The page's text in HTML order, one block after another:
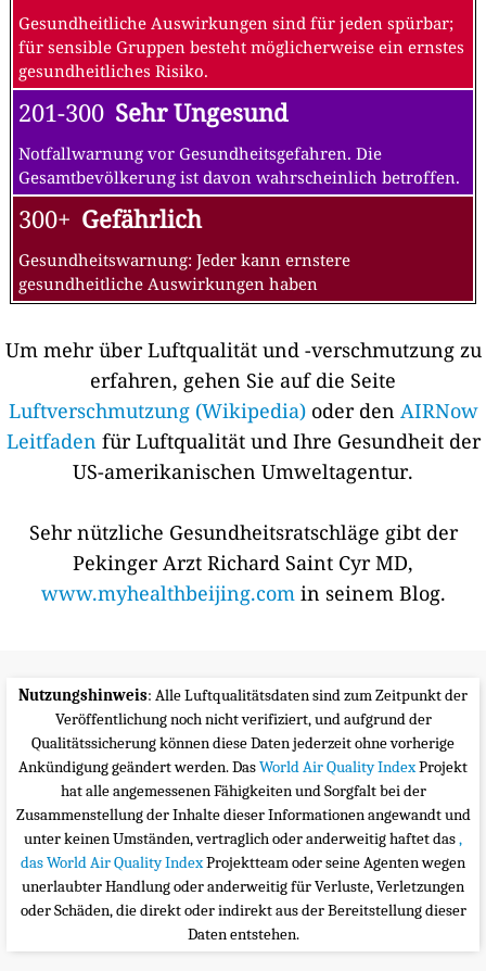
Gesundheitliche Auswirkungen sind für jeden spürbar;
für sensible Gruppen besteht möglicherweise ein ernstes
gesundheitliches Risiko.
201-300 Sehr Ungesund
Notfallwarnung vor Gesundheitsgefahren. Die
Gesamtbevölkerung ist davon wahrscheinlich betroffen.
300+ Gefährlich
Gesundheitswarnung: Jeder kann ernstere
gesundheitliche Auswirkungen haben
Um mehr über Luftqualität und -verschmutzung zu
erfahren, gehen Sie auf die Seite
Luftverschmutzung (Wikipedia)oder den AIRNow
Leitfaden für Luftqualität und Ihre Gesundheit der
US-amerikanischen Umweltagentur.
Sehr nützliche Gesundheitsratschläge gibt der
Pekinger Arzt Richard Saint Cyr MD,
www.myhealthbeijing.comin seinem Blog.
Nutzungshinweis: Alle Luftqualitätsdaten sind zum Zeitpunkt der
Veröffentlichung noch nicht verifiziert, und aufgrund der
Qualitätssicherung können diese Daten jederzeit ohne vorherige
Ankündigung geändert werden. DasWorld Air Quality IndexProjekt
hat alle angemessenen Fähigkeiten und Sorgfalt bei der
Zusammenstellung der Inhalte dieser Informationen angewandt und
unter keinen Umständen, vertraglich oder anderweitig haftet das,
das World Air Quality IndexProjektteam oder seine Agenten wegen
unerlaubter Handlung oder anderweitig für Verluste, Verletzungen
oder Schäden, die direkt oder indirekt aus der Bereitstellung dieser
Daten entstehen.